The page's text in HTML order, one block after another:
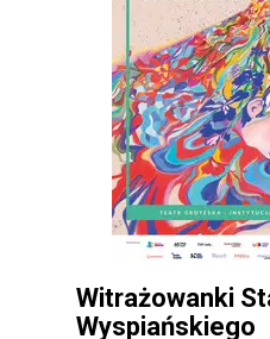
Witrażowanki
Wyspiańskiego